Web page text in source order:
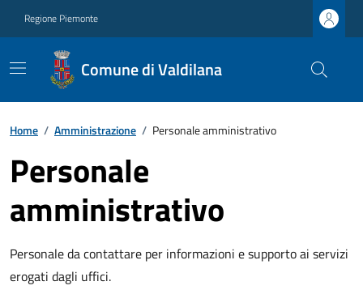
Regione Piemonte
Comune di Valdilana
Home / Amministrazione / Personale amministrativo
Personale
amministrativo
Personale da contattare per informazioni e supporto ai servizi
erogati dagli uffici.